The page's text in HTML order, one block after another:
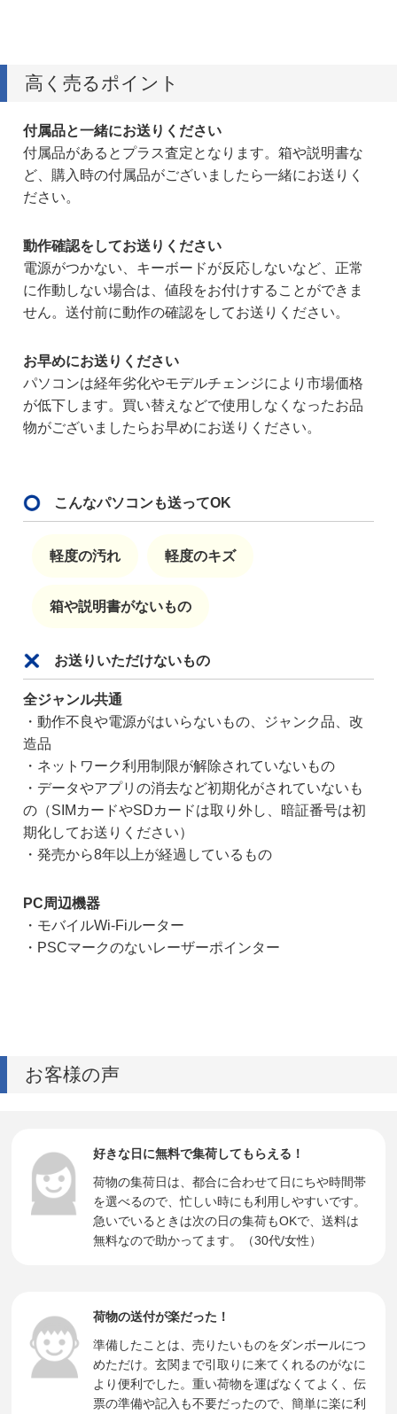
高く売るポイント
付属品と一緒にお送りください
付属品があるとプラス査定となります。箱や説明書な
ど、購入時の付属品がございましたら一緒にお送りく
ださい。
動作確認をしてお送りください
電源がつかない、キーボードが反応しないなど、正常
に作動しない場合は、値段をお付けすることができま
せん。送付前に動作の確認をしてお送りください。
お早めにお送りください
パソコンは経年劣化やモデルチェンジにより市場価格
が低下します。買い替えなどで使用しなくなったお品
物がございましたらお早めにお送りください。
こんなパソコンも送ってOK
軽度の汚れ 軽度のキズ
箱や説明書がないもの
お送りいただけないもの
全ジャンル共通
・動作不良や電源がはいらないもの、ジャンク品、改
造品
・ネットワーク利用制限が解除されていないもの
・データやアプリの消去など初期化がされていないも
の（SIMカードやSDカードは取り外し、暗証番号は初
期化してお送りください）
・発売から8年以上が経過しているもの
PC周辺機器
・モバイルWi-Fiルーター
・PSCマークのないレーザーポインター
お客様の声
好きな日に無料で集荷してもらえる！
荷物の集荷日は、都合に合わせて日にちや時間帯
を選べるので、忙しい時にも利用しやすいです。
急いでいるときは次の日の集荷もOKで、送料は
無料なので助かってます。（30代/女性）
荷物の送付が楽だった！
準備したことは、売りたいものをダンボールにつ
めただけ。玄関まで引取りに来てくれるのがなに
より便利でした。重い荷物を運ばなくてよく、伝
票の準備や記入も不要だったので、簡単に楽に利